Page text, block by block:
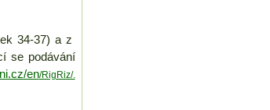
34-37) a z
se podávání
en/RigRiz/.